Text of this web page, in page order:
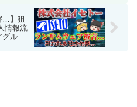
…】狙
情報流
ルー